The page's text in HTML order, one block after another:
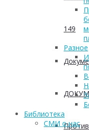
149
Разное
Библиотека
СМИ о нас